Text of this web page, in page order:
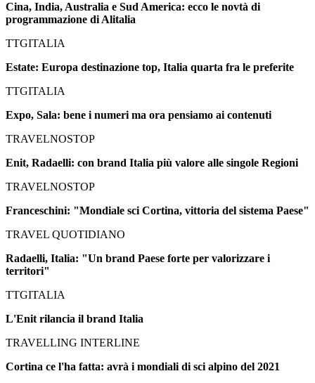
Cina, India, Australia e Sud America: ecco le novtà di
programmazione di Alitalia
TTGITALIA
Estate: Europa destinazione top, Italia quarta fra le preferite
TTGITALIA
Expo, Sala: bene i numeri ma ora pensiamo ai contenuti
TRAVELNOSTOP
Enit, Radaelli: con brand Italia più valore alle singole Regioni
TRAVELNOSTOP
Franceschini: "Mondiale sci Cortina, vittoria del sistema Paese"
TRAVEL QUOTIDIANO
Radaelli, Italia: "Un brand Paese forte per valorizzare i
territori"
TTGITALIA
L'Enit rilancia il brand Italia
TRAVELLING INTERLINE
Cortina ce l'ha fatta: avrà i mondiali di sci alpino del 2021